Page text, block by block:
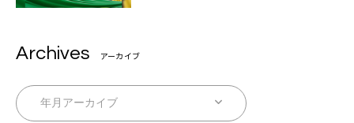
Archives アーカイブ